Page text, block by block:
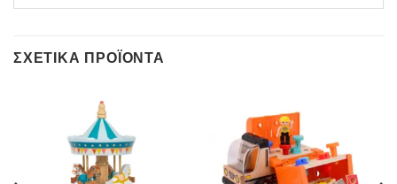
ΣΧΕΤΙΚΆ ΠΡΟΪΌΝΤΑ